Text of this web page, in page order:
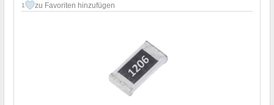
1 zu Favoriten hinzufügen